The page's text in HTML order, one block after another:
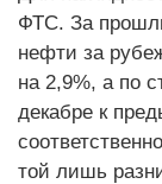
ФТС. За
нефти за
на 2,9%, а по
декабре к
той лишь